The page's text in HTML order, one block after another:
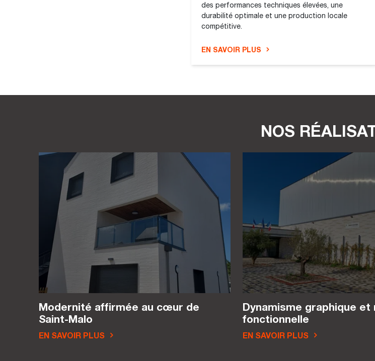
des performances techniques élevées, une
durabilité optimale et une production locale
compétitive.
EN SAVOIR PLUS
NOS
Modernité affirmée au cœur de
Saint-Malo
EN SAVOIR PLUS
Dynamisme graphique
fonctionnelle
EN SAVOIR PLUS